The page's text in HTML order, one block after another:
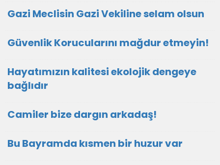
Gazi Meclisin Gazi Vekiline selam olsun
Güvenlik Korucularını mağdur etmeyin!
Hayatımızın kalitesi ekolojik dengeye
bağlıdır
Camiler bize dargın arkadaş!
Bu Bayramda kısmen bir huzur var